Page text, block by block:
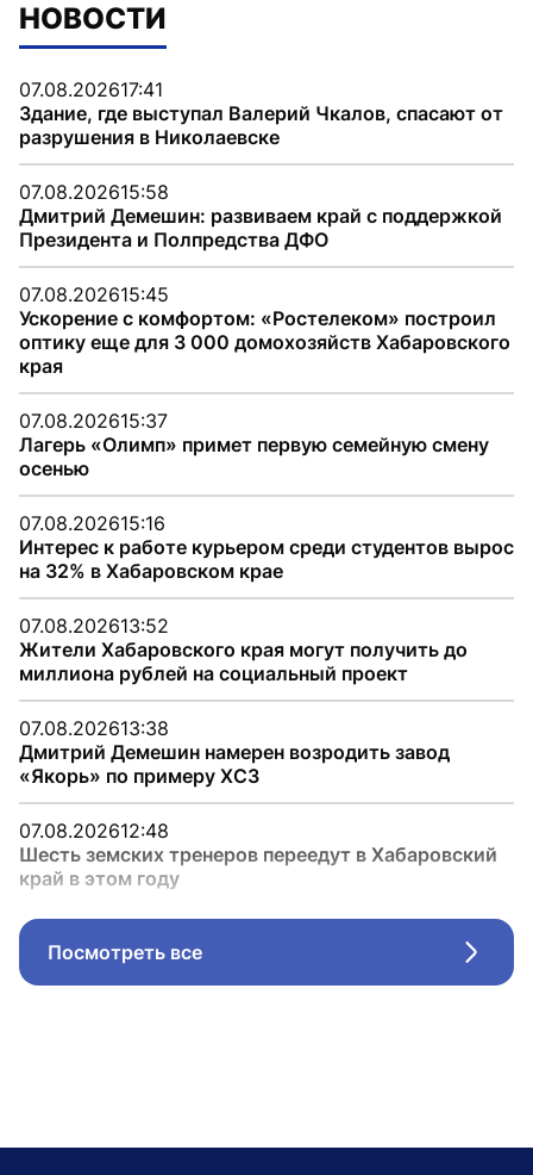
НОВОСТИ
07.08.202617:41
Здание, где выступал Валерий Чкалов, спасают от
разрушения в Николаевске
07.08.202615:58
Дмитрий Демешин: развиваем край с поддержкой
Президента и Полпредства ДФО
07.08.202615:45
Ускорение с комфортом: «Ростелеком» построил
оптику еще для 3 000 домохозяйств Хабаровского
края
07.08.202615:37
Лагерь «Олимп» примет первую семейную смену
осенью
07.08.202615:16
Интерес к работе курьером среди студентов вырос
на 32% в Хабаровском крае
07.08.202613:52
Жители Хабаровского края могут получить до
миллиона рублей на социальный проект
07.08.202613:38
Дмитрий Демешин намерен возродить завод
«Якорь» по примеру ХСЗ
07.08.202612:48
Шесть земских тренеров переедут в Хабаровский
край в этом году
Посмотреть все